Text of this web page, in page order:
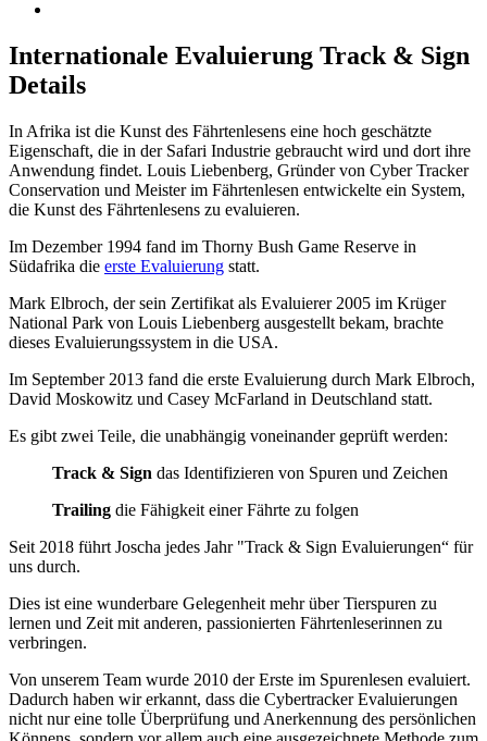
Internationale Evaluierung Track & Sign
Details
In Afrika ist die Kunst des Fährtenlesens eine hoch geschätzte
Eigenschaft, die in der Safari Industrie gebraucht wird und dort ihre
Anwendung findet. Louis Liebenberg, Gründer von Cyber Tracker
Conservation und Meister im Fährtenlesen entwickelte ein System,
die Kunst des Fährtenlesens zu evaluieren.
Im Dezember 1994 fand im Thorny Bush Game Reserve in
Südafrika die erste Evaluierung statt.
Mark Elbroch, der sein Zertifikat als Evaluierer 2005 im Krüger
National Park von Louis Liebenberg ausgestellt bekam, brachte
dieses Evaluierungssystem in die USA.
Im September 2013 fand die erste Evaluierung durch Mark Elbroch,
David Moskowitz und Casey McFarland in Deutschland statt.
Es gibt zwei Teile, die unabhängig voneinander geprüft werden:
Track & Sign das Identifizieren von Spuren und Zeichen
Trailing die Fähigkeit einer Fährte zu folgen
Seit 2018 führt Joscha jedes Jahr "Track & Sign Evaluierungen“ für
uns durch.
Dies ist eine wunderbare Gelegenheit mehr über Tierspuren zu
lernen und Zeit mit anderen, passionierten Fährtenleserinnen zu
verbringen.
Von unserem Team wurde 2010 der Erste im Spurenlesen evaluiert.
Dadurch haben wir erkannt, dass die Cybertracker Evaluierungen
nicht nur eine tolle Überprüfung und Anerkennung des persönlichen